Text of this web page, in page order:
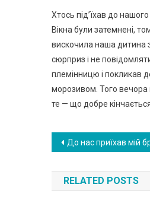
Хтось під’їхав до
Вікна були затемнені,
вискочила наша дитина
сюрприз і не
племінницю і покликав
морозивом. Того вечора
те — що добре
Навигация
по
записям
До нас приїхав мій брат зі своєю родиною. Але після застілля чоловік вигнав родичів із
RELATED POSTS